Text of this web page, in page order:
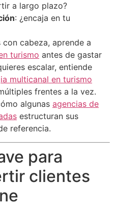
a largo plazo?
: ¿encaja en tu
cabeza, aprende a
turismo antes de gastar
escalar, entiende
multicanal en turismo
frentes a la vez.
algunas agencias de
estructuran sus
referencia.
para
clientes